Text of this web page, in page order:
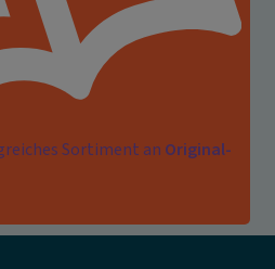
Sortiment an Original-